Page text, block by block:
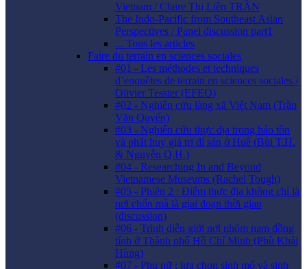
Vietnam / Claire Thị Liên TRẦN
The Indo-Pacific from Southeast Asian
Perspectives / Panel discussion part1
... Tous les articles
Faire du terrain en sciences sociales
#01 - Les méthodes et techniques
d’enquêtes de terrain en sciences sociales /
Olivier Tessier (EFEO)
#02 - Nghiên cứu làng xã Việt Nam (Trần
Văn Quyến)
#03 - Nghiên cứu thực địa trong bảo tồn
và phát huy giá trị di sản ở Huế (Bùi T.H.
& Nguyễn Q.H.)
#04 - Researching In and Beyond
Vietnamese Museums (Rachel Tough)
#05 - Phiên 2 : Điểm thực địa không chỉ là
nơi chốn mà là giai đoạn thời gian
(discussion)
#06 - Trình diễn giới nơi nhóm nam đồng
tính ở Thành phố Hồ Chí Minh (Phù Khải
Hùng)
#07 - Phụ nữ : lựa chọn sinh mổ và sinh